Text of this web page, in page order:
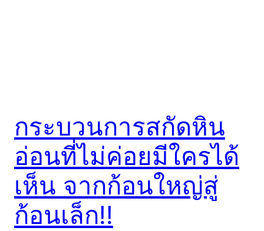
กระบวนการสกัดหิน
อ่อนที่ไม่ค่อยมีใครได้
เห็น จากก้อนใหญ่สู่
ก้อนเล็ก!!